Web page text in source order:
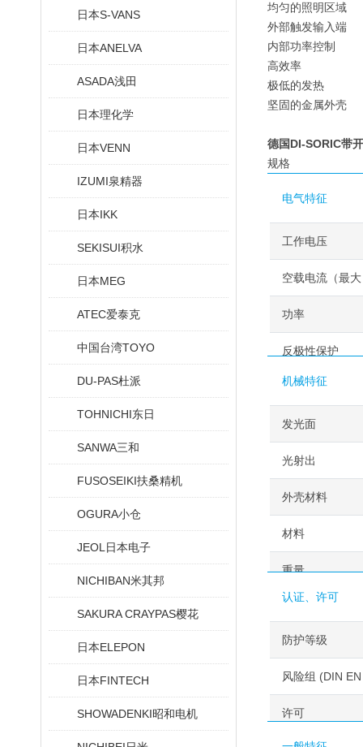
日本S-VANS
日本ANELVA
ASADA浅田
日本理化学
日本VENN
IZUMI泉精器
日本IKK
SEKISUI积水
日本MEG
ATEC爱泰克
中国台湾TOYO
DU-PAS杜派
TOHNICHI东日
SANWA三和
FUSOSEIKI扶桑精机
OGURA小仓
JEOL日本电子
NICHIBAN米其邦
SAKURA CRAYPAS樱花
日本ELEPON
日本FINTECH
SHOWADENKI昭和电机
均匀的照明区域
外部触发输入端
内部功率控制
高效率
极低的发热
坚固的金属外壳
德国DI-SORIC带
规格
电气特征
工作电压
空载电流（最
功率
反极性保护
机械特征
发光面
光射出
外壳材料
材料
重量
认证、许可
防护等级
风险组 (DIN
许可